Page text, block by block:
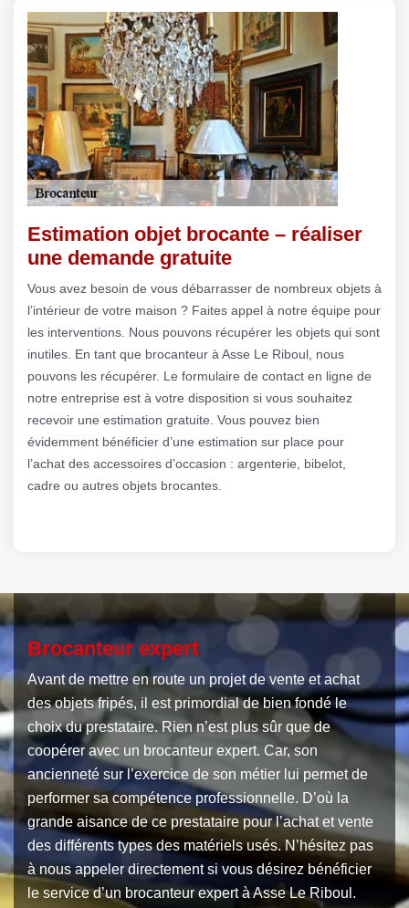
Estimation objet brocante – réaliser
une demande gratuite
Vous avez besoin de vous débarrasser de nombreux objets à
l’intérieur de votre maison ? Faites appel à notre équipe pour
les interventions. Nous pouvons récupérer les objets qui sont
inutiles. En tant que brocanteur à Asse Le Riboul, nous
pouvons les récupérer. Le formulaire de contact en ligne de
notre entreprise est à votre disposition si vous souhaitez
recevoir une estimation gratuite. Vous pouvez bien
évidemment bénéficier d’une estimation sur place pour
l’achat des accessoires d’occasion : argenterie, bibelot,
cadre ou autres objets brocantes.
Brocanteur expert
Avant de mettre en route un projet de vente et achat
des objets fripés, il est primordial de bien fondé le
choix du prestataire. Rien n’est plus sûr que de
coopérer avec un brocanteur expert. Car, son
ancienneté sur l’exercice de son métier lui permet de
performer sa compétence professionnelle. D’où la
grande aisance de ce prestataire pour l’achat et vente
des différents types des matériels usés. N’hésitez pas
à nous appeler directement si vous désirez bénéficier
le service d’un brocanteur expert à Asse Le Riboul.